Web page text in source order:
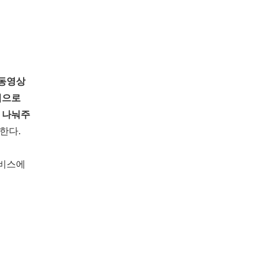
영상
로
눠주
한다.
스에